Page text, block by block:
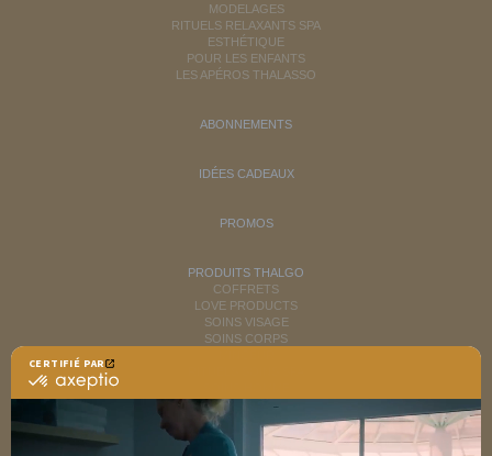
CERTIFIÉ PAR
certifié
En
MODELAGES
RITUELS RELAXANTS SPA
ESTHÉTIQUE
POUR LES ENFANTS
LES APÉROS THALASSO
ABONNEMENTS
IDÉES CADEAUX
PROMOS
PRODUITS THALGO
COFFRETS
LOVE PRODUCTS
SOINS VISAGE
SOINS CORPS
SOLAIRES
NUTRITION / INFUSIONS
OUTLET